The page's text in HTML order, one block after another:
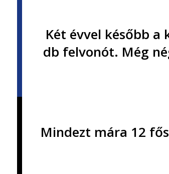
Két évvel később
db felvonót. Még
Mindezt mára 12